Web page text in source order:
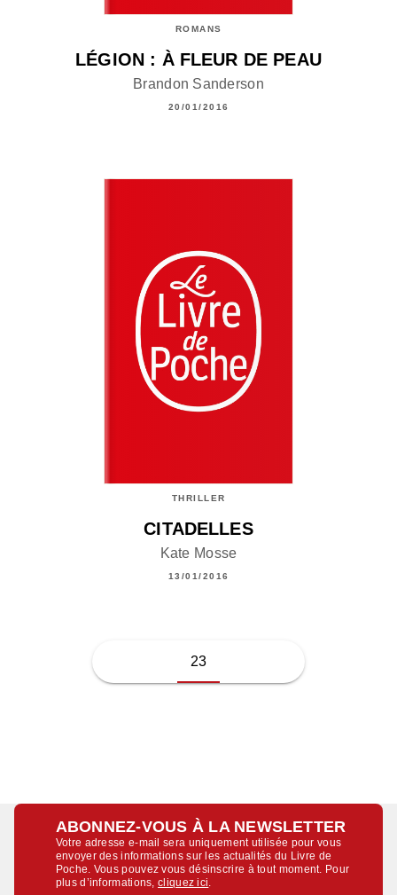
ROMANS
LÉGION : À FLEUR DE PEAU
Brandon Sanderson
20/01/2016
THRILLER
CITADELLES
Kate Mosse
13/01/2016
23
ABONNEZ-VOUS À LA NEWSLETTER
Votre adresse e-mail sera uniquement utilisée pour vous
envoyer des informations sur les actualités du Livre de
Poche. Vous pouvez vous désinscrire à tout moment. Pour
plus d’informations,cliquez ici